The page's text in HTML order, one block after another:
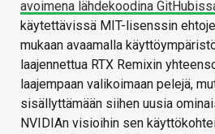
avoimena lähdekoodina
käytettävissä MIT-lisenssin
mukaan avaamalla
laajennettua RTX Remixin
laajempaan valikoimaan pelejä,
sisällyttämään siihen uusia
NVIDIAn visioihin sen